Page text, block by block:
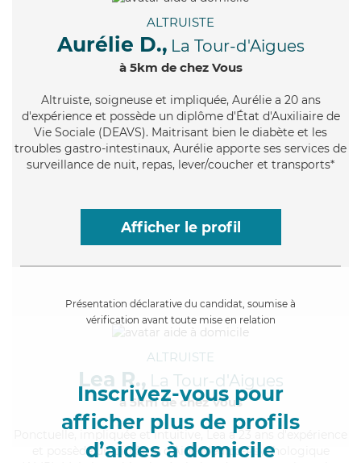
ALTRUISTE
Aurélie D., La Tour-d'Aigues
à 5km de chez Vous
Altruiste, soigneuse et impliquée, Aurélie a 20 ans
d'expérience et possède un diplôme d'État d'Auxiliaire de
Vie Sociale (DEAVS). Maitrisant bien le diabète et les
troubles gastro-intestinaux, Aurélie apporte ses services de
surveillance de nuit, repas, lever/coucher et transports*
Afficher le profil
Présentation déclarative du candidat, soumise à
vérification avant toute mise en relation
Inscrivez-vous pour
afficher plus de profils
d’aides à domicile
ALTRUISTE
Lea R., La Tour-d'Aigues
à 5km de chez Vous
, impliquée et intuitive, Lea a 23 ans d'expérience
et possède un diplôme d'Aide Médico-Psychologique